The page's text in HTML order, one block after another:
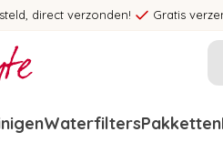
direct verzonden! Gratis
WaterfiltersPakketten